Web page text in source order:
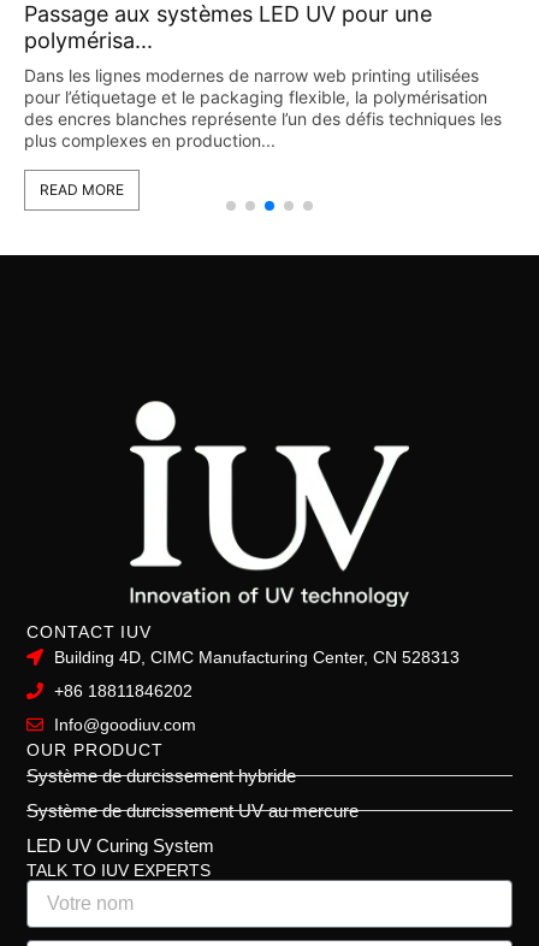
Passage aux systèmes LED UV pour une
polymérisa...
Dans les lignes modernes de narrow web printing utilisées
pour l’étiquetage et le packaging flexible, la polymérisation
des encres blanches représente l’un des défis techniques les
plus complexes en production...
READ MORE
CONTACT IUV
Building 4D, CIMC Manufacturing Center, CN 528313
+86 18811846202
Info@goodiuv.com
OUR PRODUCT
Système de durcissement hybride
Système de durcissement UV au mercure
LED UV Curing System
TALK TO IUV EXPERTS